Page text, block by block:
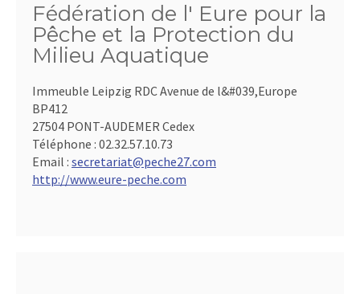
Fédération de l' Eure pour la
Pêche et la Protection du
Milieu Aquatique
Immeuble Leipzig RDC Avenue de l&#039,Europe
BP412
27504 PONT-AUDEMER Cedex
Téléphone : 02.32.57.10.73
Email : secretariat@peche27.com
http://www.eure-peche.com